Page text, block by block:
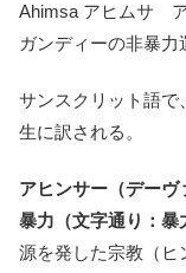
Ahimsa アヒムサ ア
ガンディーの非暴力
サンスクリット語で
生に訳される。
アヒンサー（デーヴ
暴力（文字通り：暴
源を発した宗教（ヒ